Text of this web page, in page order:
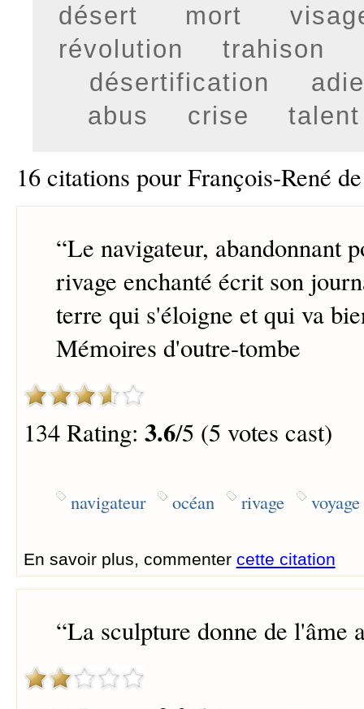
désert
mort
révolution
trahison
désertification
abus
crise talent
16 citations pour François-René
“Le navigateur, abandonnant
rivage enchanté écrit son
terre qui s'éloigne et qui va
Mémoires d'outre-tombe
134 Rating: 3.6/5 (5 votes cast)
navigateur océan rivage voyage
En savoir plus, commenter cette citation
“La sculpture donne de l'âme